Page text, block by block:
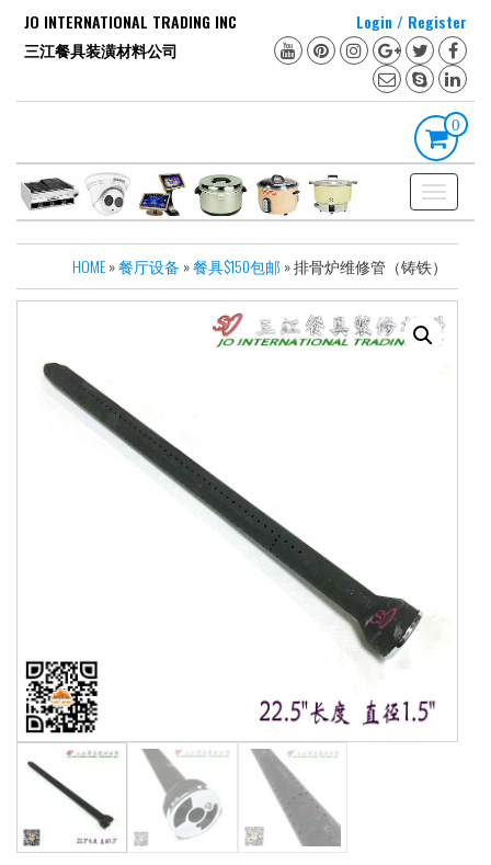
JO INTERNATIONAL TRADING INC
三江餐具装潢材料公司
Login / Register
0
Toggle
navigation
HOME»餐厅设备 »餐具$150包邮» 排骨炉维修管（铸铁）